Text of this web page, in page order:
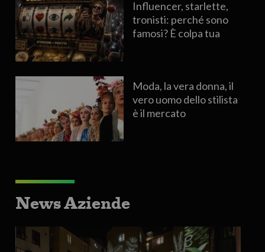
Influencer, starlette,
tronisti: perché sono
famosi? È colpa tua
Moda, la vera donna, il
vero uomo dello stilista
è il mercato
News Aziende